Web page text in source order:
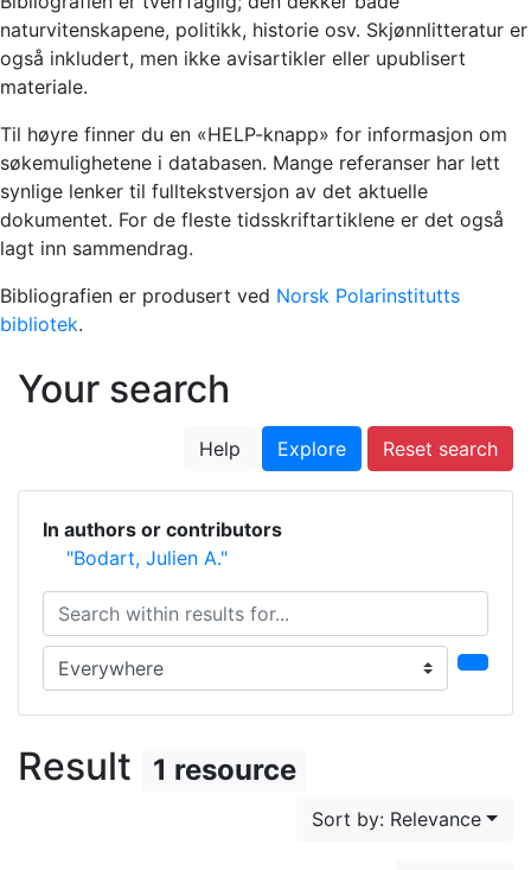
naturvitenskapene, politikk, historie osv. Skjønnlitteratur er
også inkludert, men ikke avisartikler eller upublisert
materiale.
Til høyre finner du en «HELP-knapp» for informasjon om
søkemulighetene i databasen. Mange referanser har lett
synlige lenker til fulltekstversjon av det aktuelle
dokumentet. For de fleste tidsskriftartiklene er det også
lagt inn sammendrag.
Bibliografien er produsert ved Norsk Polarinstitutts
bibliotek.
Your search
Help Explore Reset search
In authors or contributors
"Bodart, Julien A."
Search within results for...
Search in...
Result 1 resource
Sort by: Relevance